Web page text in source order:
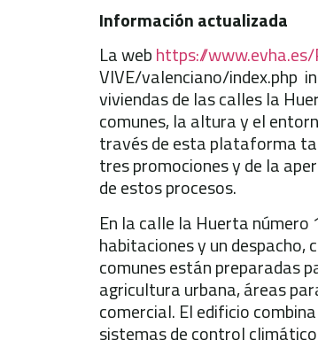
Información actualizada
La webhttps://
VIVE/valenciano/index.php
viviendas de las calles la
comunes, la altura y el
través de esta plataforma
tres promociones y de la
de estos procesos.
En la calle la Huerta número
habitaciones y un
comunes están preparadas
agricultura urbana, áreas
comercial. El edificio
sistemas de control